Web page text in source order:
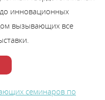
инновационных
вызывающих все
семинаров по